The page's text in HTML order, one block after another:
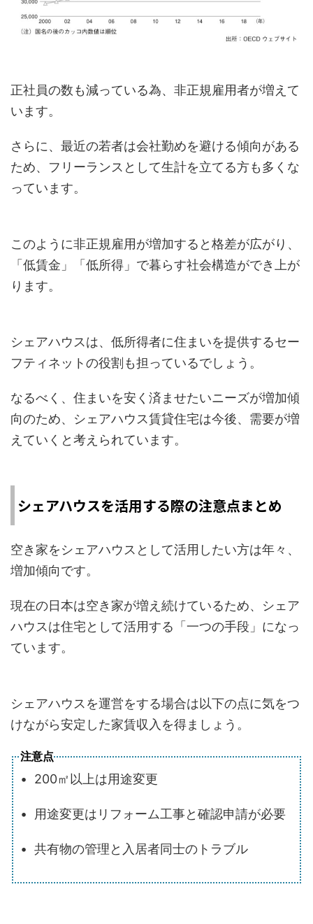
正社員の数も減っている為、非正規雇用者が増えて
います。
さらに、最近の若者は会社勤めを避ける傾向がある
ため、フリーランスとして生計を立てる方も多くな
っています。
このように非正規雇用が増加すると格差が広がり、
「低賃金」「低所得」で暮らす社会構造ができ上が
ります。
シェアハウスは、低所得者に住まいを提供するセー
フティネットの役割も担っているでしょう。
なるべく、住まいを安く済ませたいニーズが増加傾
向のため、シェアハウス賃貸住宅は今後、需要が増
えていくと考えられています。
シェアハウスを活用する際の注意点まとめ
空き家をシェアハウスとして活用したい方は年々、
増加傾向です。
現在の日本は空き家が増え続けているため、シェア
ハウスは住宅として活用する「一つの手段」になっ
ています。
シェアハウスを運営をする場合は以下の点に気をつ
けながら安定した家賃収入を得ましょう。
注意点
• 200㎡以上は用途変更
• 用途変更はリフォーム工事と確認申請が必要
• 共有物の管理と入居者同士のトラブル